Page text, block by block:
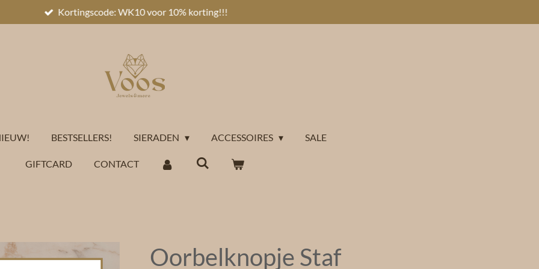
Kortingscode: WK10 voor 10% korting!!!
BESTSELLERS! SIERADEN ACCESSOIRES SALE
GIFTCARD CONTACT
Oorbelknopje Staf